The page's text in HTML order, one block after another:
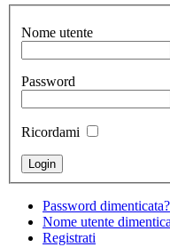
Nome utente
Password
Ricordami
Password dimenticata?
Nome utente
Registrati